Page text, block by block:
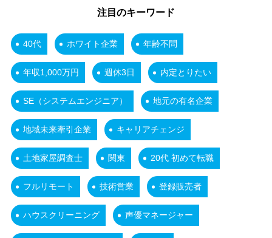
注目のキーワード
40代 ホワイト企業 年齢不問
年収1,000万円 週休3日 内定とりたい
SE（システムエンジニア） 地元の有名企業
地域未来牽引企業 キャリアチェンジ
土地家屋調査士 関東 20代 初めて転職
フルリモート 技術営業 登録販売者
ハウスクリーニング 声優マネージャー